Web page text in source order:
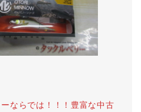
ならでは！！！豊富な中古